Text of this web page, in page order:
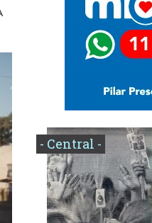
- Central -